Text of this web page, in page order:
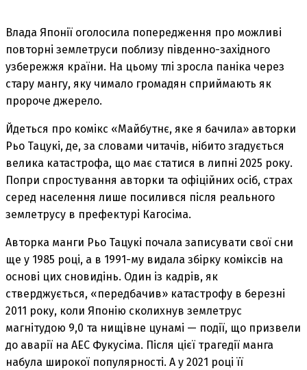
Влада Японії оголосила попередження про можливі
повторні землетруси поблизу південно-західного
узбережжя країни. На цьому тлі зросла паніка через
стару мангу, яку чимало громадян сприймають як
пророче джерело.
Йдеться про комікс «Майбутнє, яке я бачила» авторки
Рьо Тацукі, де, за словами читачів, нібито згадується
велика катастрофа, що має статися в липні 2025 року.
Попри спростування авторки та офіційних осіб, страх
серед населення лише посилився після реального
землетрусу в префектурі Кагосіма.
Авторка манги Рьо Тацукі почала записувати свої сни
ще у 1985 році, а в 1991-му видала збірку коміксів на
основі цих сновидінь. Один із кадрів, як
стверджується, «передбачив» катастрофу в березні
2011 року, коли Японію сколихнув землетрус
магнітудою 9,0 та нищівне цунамі — події, що призвели
до аварії на АЕС Фукусіма. Після цієї трагедії манга
набула широкої популярності. А у 2021 році її